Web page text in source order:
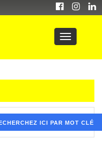
(ci dessous) puis validez
RECHERCHEZ ICI PAR MOT CLÉ